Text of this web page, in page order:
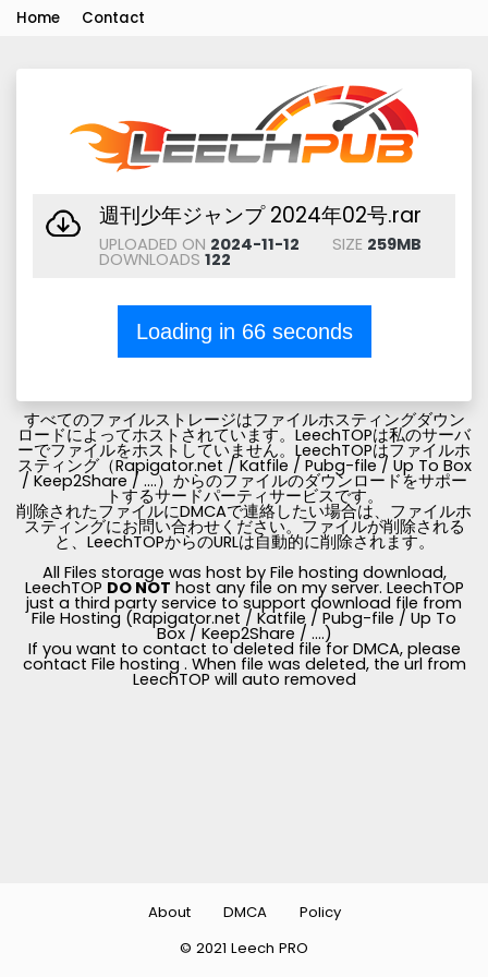
Home Contact
週刊少年ジャンプ 2024年02号.rar
UPLOADED ON 2024-11-12 SIZE 259MB
DOWNLOADS 122
Loading in 66seconds
すべてのファイルストレージはファイルホスティングダウン
ロードによってホストされています。LeechTOPは私のサーバ
ーでファイルをホストしていません。LeechTOPはファイルホ
スティング（Rapigator.net / Katfile / Pubg-file / Up To Box
/ Keep2Share / ....）からのファイルのダウンロードをサポー
トするサードパーティサービスです。
削除されたファイルにDMCAで連絡したい場合は、ファイルホ
スティングにお問い合わせください。ファイルが削除される
と、LeechTOPからのURLは自動的に削除されます。
All Files storage was host by File hosting download,
LeechTOP DO NOT host any file on my server. LeechTOP
just a third party service to support download file from
File Hosting (Rapigator.net / Katfile / Pubg-file / Up To
Box / Keep2Share / ....)
If you want to contact to deleted file for DMCA, please
contact File hosting . When file was deleted, the url from
LeechTOP will auto removed
© 2021 Leech PRO
About DMCA Policy